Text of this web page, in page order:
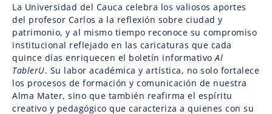
La Universidad del Cauca celebra los valiosos aportes
del profesor Carlos a la reflexión sobre ciudad y
patrimonio, y al mismo tiempo reconoce su compromiso
institucional reflejado en las caricaturas que cada
quince días enriquecen el boletín informativo Al
TablerU. Su labor académica y artística, no solo fortalece
los procesos de formación y comunicación de nuestra
Alma Mater, sino que también reafirma el espíritu
creativo y pedagógico que caracteriza a quienes con su